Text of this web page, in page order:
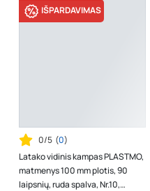
IŠPARDAVIMAS
0/5 (0)
Latako vidinis kampas PLASTMO,
matmenys 100 mm plotis, 90
laipsnių, ruda spalva, Nr.10,